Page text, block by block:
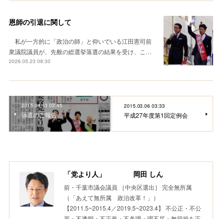
恩師の引退に関して
私が一方的に「政治の師」と仰いでいる江田憲司前
衆議院議員が、先般の総選挙落選の結果を受け、こ…
2026.05.23 08:30
2015.04.13 03:45
落選のご報告
2015.03.06 03:33
平成27年度第1回定例会
「党より人」 岡田 しん
前・千葉市議会議員 ［中央区選出］ 完全無所属
（「あえて無所属 政治改革！」）
【2011.5~2015.4／2019.5~2023.4】 不公正・不公